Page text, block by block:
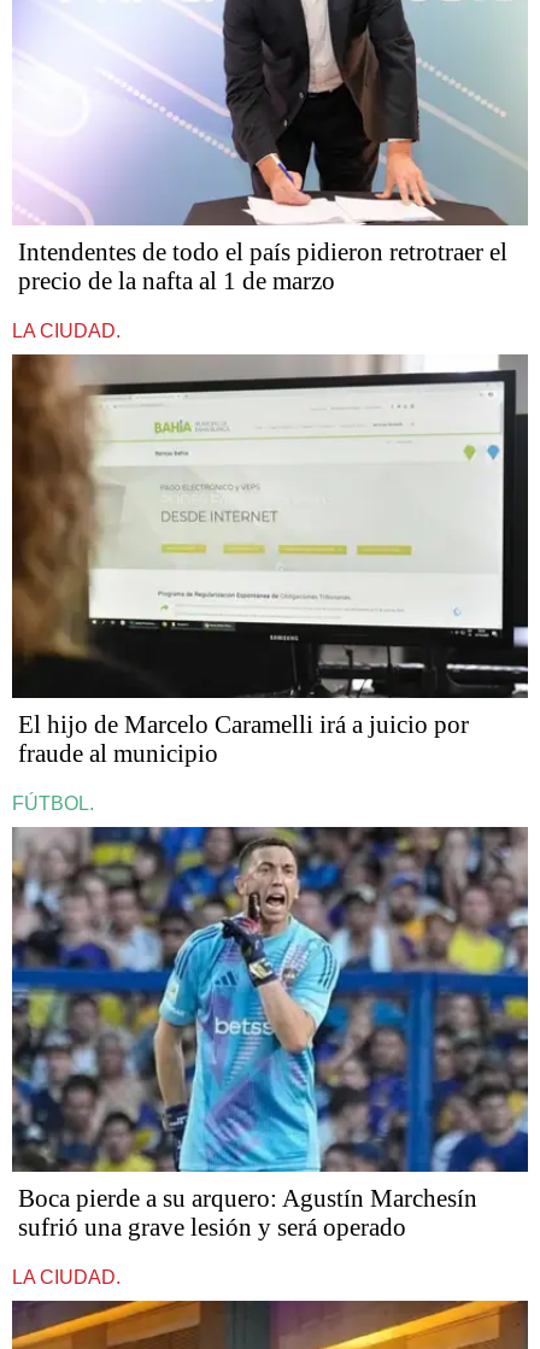
Intendentes de todo el país pidieron retrotraer el
precio de la nafta al 1 de marzo
LA CIUDAD.
​​​​​El hijo de Marcelo Caramelli irá a juicio por
fraude al municipio
FÚTBOL.
Boca pierde a su arquero: Agustín Marchesín
sufrió una grave lesión y será operado
LA CIUDAD.